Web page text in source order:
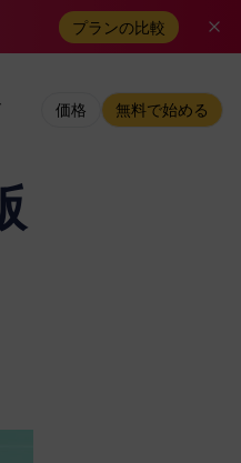
プランの比較
価格 無料で始める